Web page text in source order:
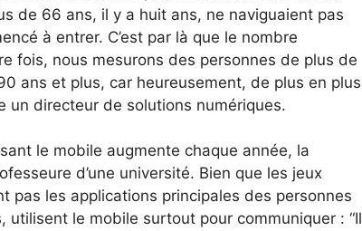
de 66 ans, il y a huit ans, ne naviguaient pas
à entrer. C’est par là que le nombre
fois, nous mesurons des personnes de plus de
ans et plus, car heureusement, de plus en plus
un directeur de solutions numériques.
le mobile augmente chaque année, la
d’une université. Bien que les jeux
pas les applications principales des personnes
le mobile surtout pour communiquer : “Il